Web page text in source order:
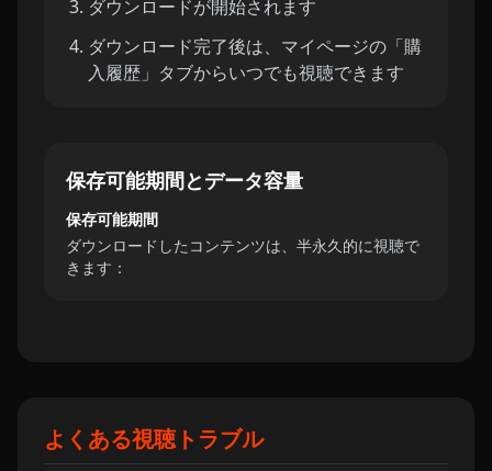
ダウンロードが開始されます
ダウンロード完了後は、マイページの「購
入履歴」タブからいつでも視聴できます
保存可能期間とデータ容量
保存可能期間
ダウンロードしたコンテンツは、半永久的に視聴で
きます：
よくある視聴トラブル